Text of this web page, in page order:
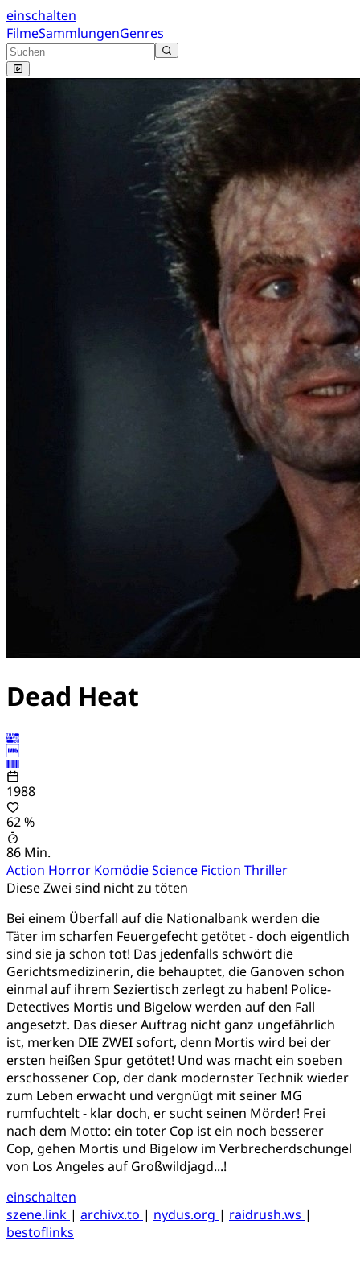
einschalten
FilmeSammlungenGenres
Dead Heat
1988
62 %
86 Min.
Action Horror KomödieScience Fiction Thriller
Diese Zwei sind nicht zu töten
Bei einem Überfall auf die Nationalbank werden die
Täter im scharfen Feuergefecht getötet - doch eigentlich
sind sie ja schon tot! Das jedenfalls schwört die
Gerichtsmedizinerin, die behauptet, die Ganoven schon
einmal auf ihrem Seziertisch zerlegt zu haben! Police-
Detectives Mortis und Bigelow werden auf den Fall
angesetzt. Das dieser Auftrag nicht ganz ungefährlich
ist, merken DIE ZWEI sofort, denn Mortis wird bei der
ersten heißen Spur getötet! Und was macht ein soeben
erschossener Cop, der dank modernster Technik wieder
zum Leben erwacht und vergnügt mit seiner MG
rumfuchtelt - klar doch, er sucht seinen Mörder! Frei
nach dem Motto: ein toter Cop ist ein noch besserer
Cop, gehen Mortis und Bigelow im Verbrecherdschungel
von Los Angeles auf Großwildjagd...!
einschalten
szene.link | archivx.to | nydus.org | raidrush.ws |
bestoflinks